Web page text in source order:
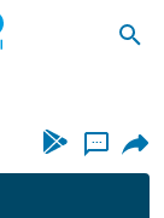
...